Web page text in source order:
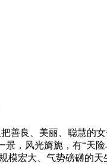
善良、美丽、聪慧的
，风光旖旎，有“天
模宏大、气势磅礴的